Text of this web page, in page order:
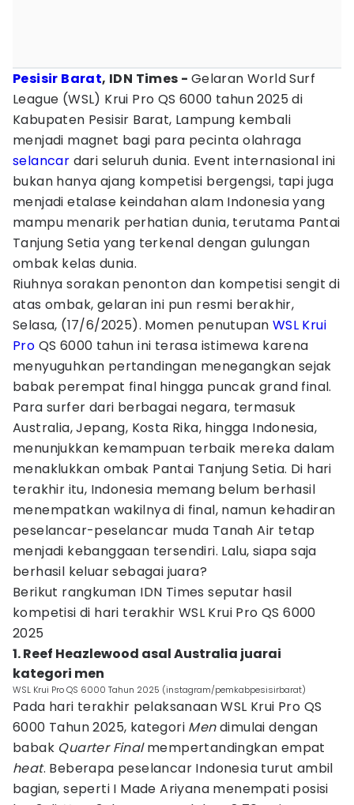
Pesisir Barat, IDN Times - Gelaran World Surf
League (WSL) Krui Pro QS 6000 tahun 2025 di
Kabupaten Pesisir Barat, Lampung kembali
menjadi magnet bagi para pecinta olahraga
selancar dari seluruh dunia. Event internasional ini
bukan hanya ajang kompetisi bergengsi, tapi juga
menjadi etalase keindahan alam Indonesia yang
mampu menarik perhatian dunia, terutama Pantai
Tanjung Setia yang terkenal dengan gulungan
ombak kelas dunia.
Riuhnya sorakan penonton dan kompetisi sengit di
atas ombak, gelaran ini pun resmi berakhir,
Selasa, (17/6/2025). Momen penutupan WSL Krui
Pro QS 6000 tahun ini terasa istimewa karena
menyuguhkan pertandingan menegangkan sejak
babak perempat final hingga puncak grand final.
Para surfer dari berbagai negara, termasuk
Australia, Jepang, Kosta Rika, hingga Indonesia,
menunjukkan kemampuan terbaik mereka dalam
menaklukkan ombak Pantai Tanjung Setia. Di hari
terakhir itu, Indonesia memang belum berhasil
menempatkan wakilnya di final, namun kehadiran
peselancar-peselancar muda Tanah Air tetap
menjadi kebanggaan tersendiri. Lalu, siapa saja
berhasil keluar sebagai juara?
Berikut rangkuman IDN Times seputar hasil
kompetisi di hari terakhir WSL Krui Pro QS 6000
2025
1. Reef Heazlewood asal Australia juarai
kategori men
WSL Krui Pro QS 6000 Tahun 2025 (instagram/pemkabpesisirbarat)
Pada hari terakhir pelaksanaan WSL Krui Pro QS
6000 Tahun 2025, kategori Mendimulai dengan
babak Quarter Finalmempertandingkan empat
heat. Beberapa peselancar Indonesia turut ambil
bagian, seperti I Made Ariyana menempati posisi